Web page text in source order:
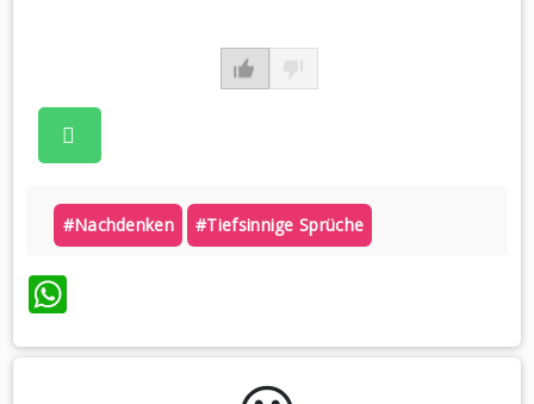
#nachdenken #tiefsinnige Sprüche
WhatsApp